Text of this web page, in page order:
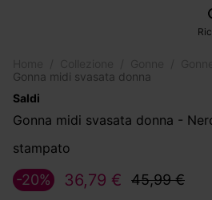
Gonna midi svasata donna
Saldi
Gonna midi svasata donna -
stampato
36,79 € 45,99 €
-20%